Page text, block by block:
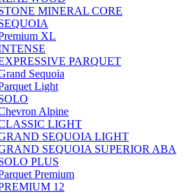
MINERAL CORE
XL
PARQUET
Sequoia
Light
Alpine
LIGHT
SEQUOIA LIGHT
SEQUOIA SUPERIOR ABA
PLUS
Premium
12